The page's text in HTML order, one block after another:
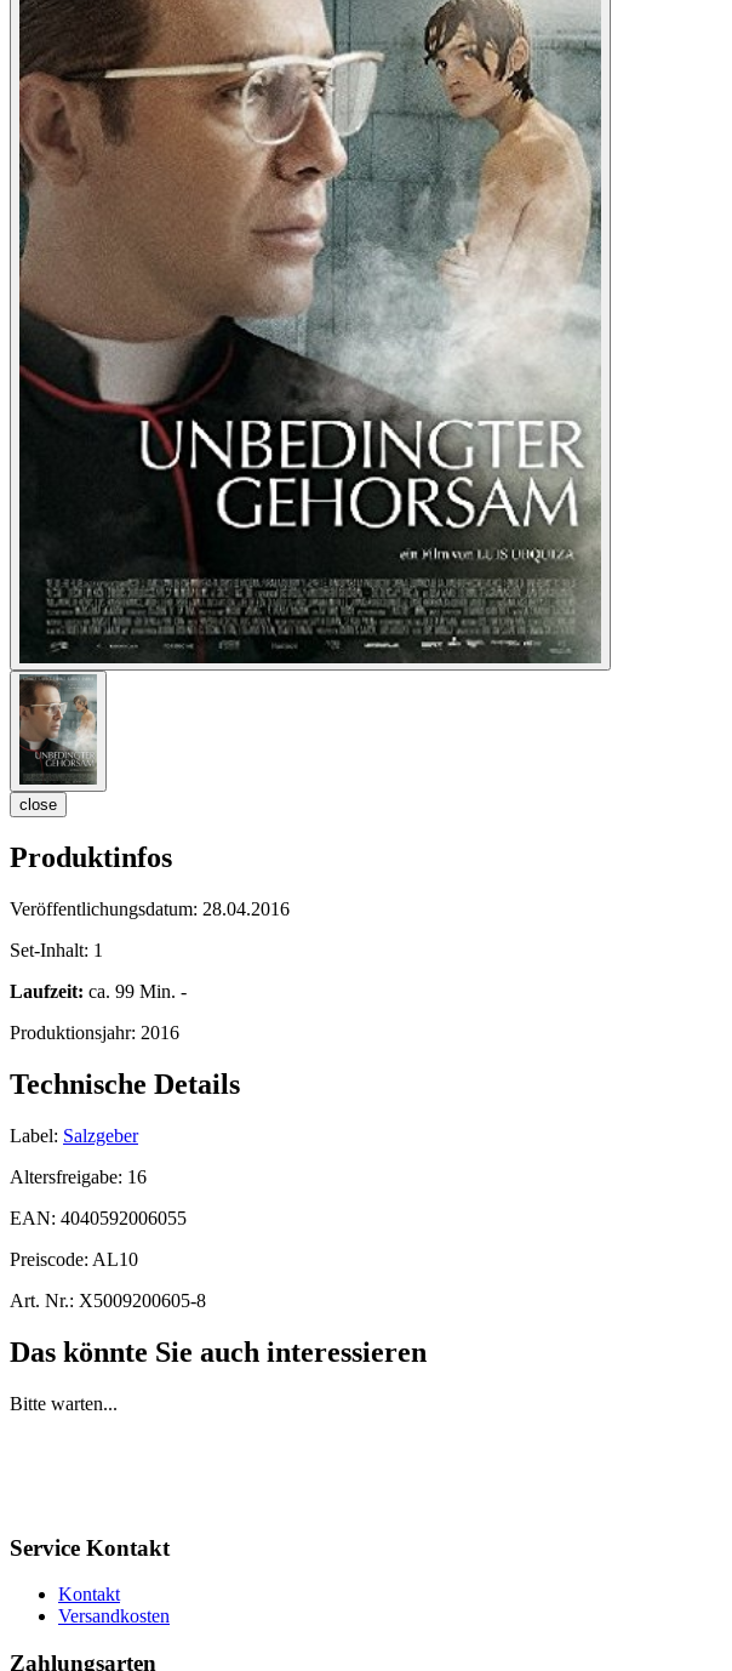
close
Produktinfos
Veröffentlichungsdatum: 28.04.2016
Set-Inhalt: 1
Laufzeit: ca. 99 Min. -
Produktionsjahr: 2016
Technische Details
Label: Salzgeber
Altersfreigabe: 16
EAN: 4040592006055
Preiscode: AL10
Art. Nr.: X5009200605-8
Das könnte Sie auch interessieren
Bitte warten...
Service Kontakt
Kontakt
Versandkosten
Zahlungsarten